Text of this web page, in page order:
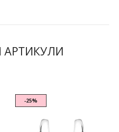
-25%